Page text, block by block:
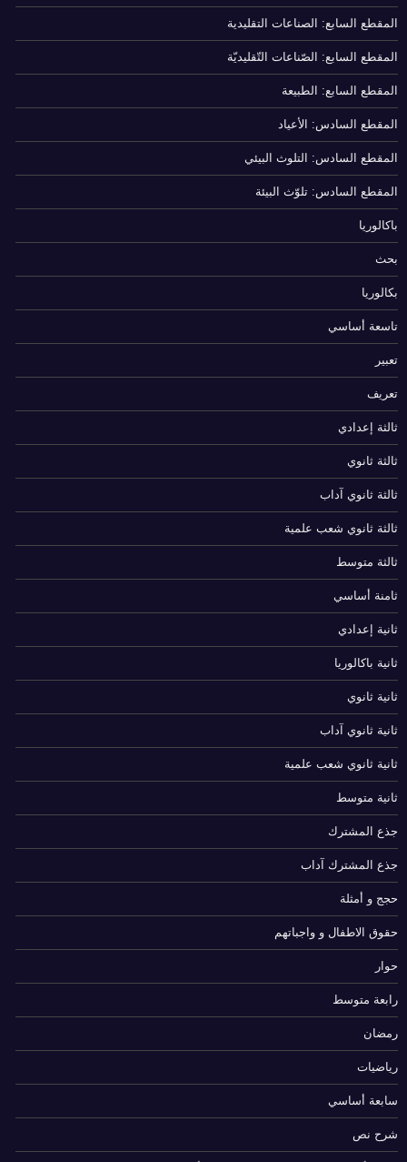
المقطع السابع: الصناعات التقليدية
المقطع السابع: الصّناعات التّقليديّة
المقطع السابع: الطبيعة
المقطع السادس: الأعياد
المقطع السادس: التلوث البيئي
المقطع السادس: تلوّث البيئة
باكالوريا
بحث
بكالوريا
تاسعة أساسي
تعبير
تعريف
ثالثة إعدادي
ثالثة ثانوي
ثالثة ثانوي آداب
ثالثة ثانوي شعب علمية
ثالثة متوسط
ثامنة أساسي
ثانية إعدادي
ثانية باكالوريا
ثانية ثانوي
ثانية ثانوي آداب
ثانية ثانوي شعب علمية
ثانية متوسط
جذع المشترك
جذع المشترك آداب
حجج و أمثلة
حقوق الاطفال و واجباتهم
حوار
رابعة متوسط
رمضان
رياضيات
سابعة أساسي
شرح نص